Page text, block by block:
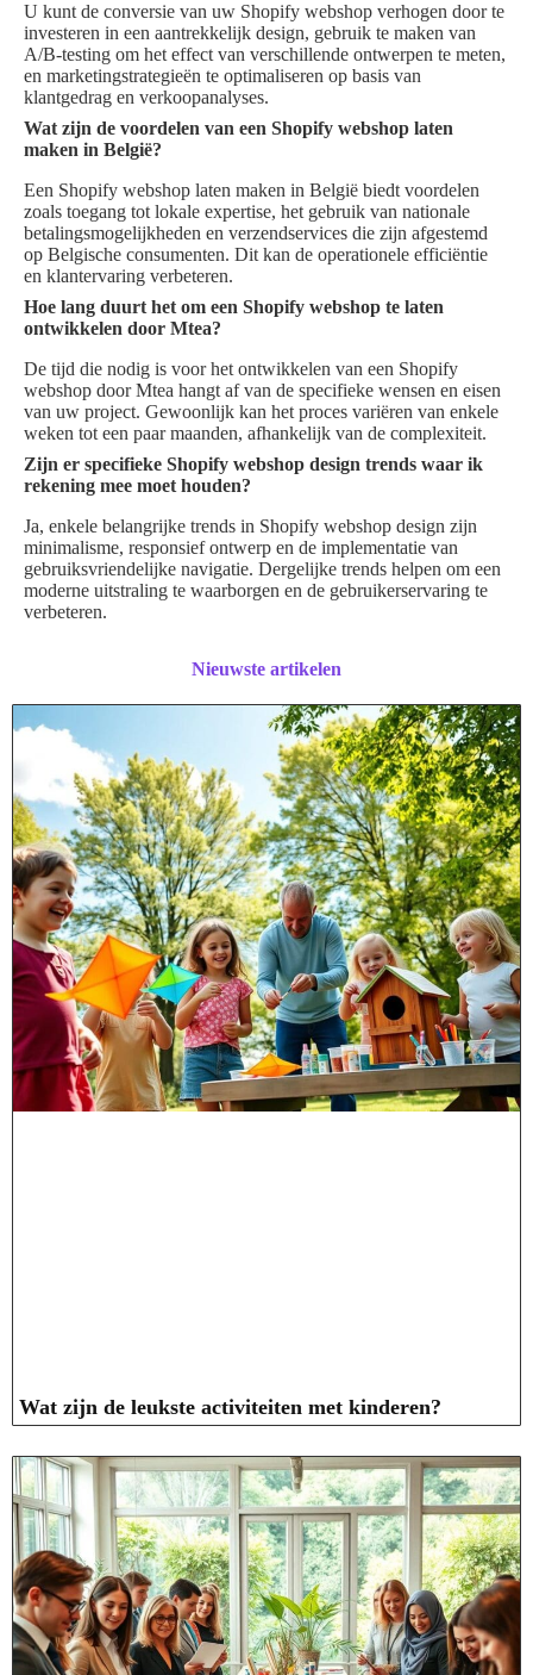
U kunt de conversie van uw Shopify webshop verhogen door te
investeren in een aantrekkelijk design, gebruik te maken van
A/B-testing om het effect van verschillende ontwerpen te meten,
en marketingstrategieën te optimaliseren op basis van
klantgedrag en verkoopanalyses.
Wat zijn de voordelen van een Shopify webshop laten
maken in België?
Een Shopify webshop laten maken in België biedt voordelen
zoals toegang tot lokale expertise, het gebruik van nationale
betalingsmogelijkheden en verzendservices die zijn afgestemd
op Belgische consumenten. Dit kan de operationele efficiëntie
en klantervaring verbeteren.
Hoe lang duurt het om een Shopify webshop te laten
ontwikkelen door Mtea?
De tijd die nodig is voor het ontwikkelen van een Shopify
webshop door Mtea hangt af van de specifieke wensen en eisen
van uw project. Gewoonlijk kan het proces variëren van enkele
weken tot een paar maanden, afhankelijk van de complexiteit.
Zijn er specifieke Shopify webshop design trends waar ik
rekening mee moet houden?
Ja, enkele belangrijke trends in Shopify webshop design zijn
minimalisme, responsief ontwerp en de implementatie van
gebruiksvriendelijke navigatie. Dergelijke trends helpen om een
moderne uitstraling te waarborgen en de gebruikerservaring te
verbeteren.
Nieuwste artikelen
Wat zijn de leukste activiteiten met kinderen?